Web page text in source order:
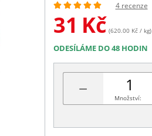
4 recenze
31 Kč (620.00 Kč / kg)
ODESÍLÁME DO 48 HODIN
− Množství: